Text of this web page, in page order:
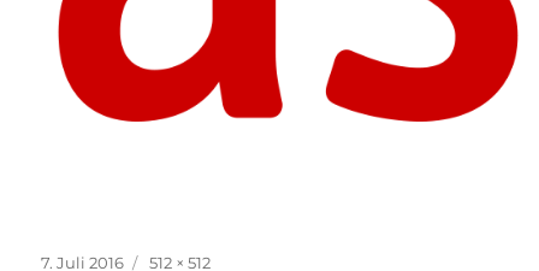
Veröffentlicht
7. Juli 2016 Originalgröße
512 × 512